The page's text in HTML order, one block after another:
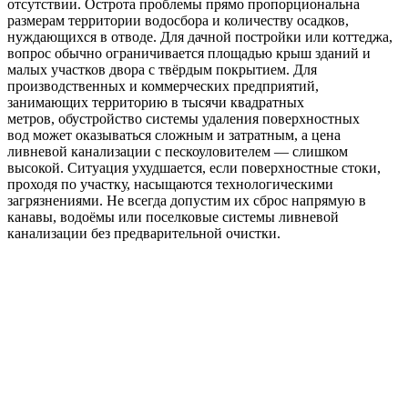
отсутствии. Острота проблемы прямо пропорциональна
размерам территории водосбора и количеству осадков,
нуждающихся в отводе. Для дачной постройки или коттеджа,
вопрос обычно ограничивается площадью крыш зданий и
малых участков двора с твёрдым покрытием. Для
производственных и коммерческих предприятий,
занимающих территорию в тысячи квадратных
метров, обустройство системы удаления поверхностных
вод может оказываться сложным и затратным, а цена
ливневой канализации с пескоуловителем — слишком
высокой. Ситуация ухудшается, если поверхностные стоки,
проходя по участку, насыщаются технологическими
загрязнениями. Не всегда допустим их сброс напрямую в
канавы, водоёмы или поселковые системы ливневой
канализации без предварительной очистки.